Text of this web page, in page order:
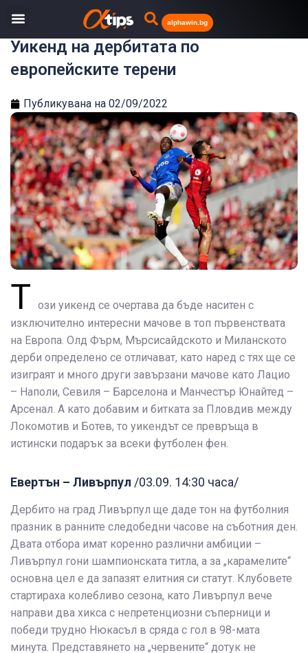
alphawin.bg
Уикенд на дербитата по
европейските терени
Публикувана на 02/09/2022
Т ози уикенд се очертава да бъде наситен с
изключително интересни мачове в топ първенствата
на Европа. Олд Фърм, Мърсисайдското и Миланското
дерби определено се отличават, като наред с тях ще се
изиграят и много други завързани мачове като Лацио
– Наполи, Севиля – Барселона и Манчестър Юнайтед –
Арсенал. А като добавим и битката за Пловдив между
Локомотив и Ботев, то уикендът се превръща в
истински подарък за всеки футболен фен.
Евертън – Ливърпул /03.09. 14:30 часа/
Дербито на град Ливърпул ще даде тон на футболния
празник в ранните следобедни часове на съботния ден.
Двата отбора имат коренно различни амбиции –
Ливърпул гони шампионската титла, а за „карамелите“
основна цел е да запазят елитния си статут. Клубовете
стартираха колебливо сезона, като Ливърпул вече
направи два хикса с непретенциозни съперници и
победи трудно Нюкасъл в сряда с гол в 98-мата
минута. Представянето на „червените“ дотук не